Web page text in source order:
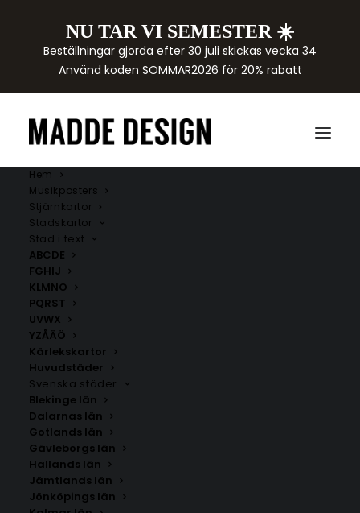
NU TAR VI SEMESTER ☀️
Beställningar gjorda efter 30 juli skickas vecka 34
Använd koden SOMMAR2026 för 20% rabatt
Hem
Musikposters
Stjärnkartor
Stadskartor
Stad i text
ABCDE
FGHIJ
KLMNO
PQRST
UVWX
YZÅÄÖ
Kärlekskartor
Huvudstäder
Svenska städer
Blekinge län
Dalarnas län
Gotlands län
Gävleborgs län
Hallands län
Jämtlands län
Jönköpings län